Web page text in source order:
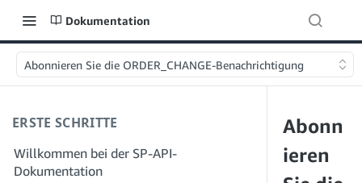
Dokumentation
Abonnieren Sie die ORDER_CHANGE-Benachrichtigung
ERSTE SCHRITTE
Willkommen bei der SP-API-
Dokumentation
Abonn
ieren